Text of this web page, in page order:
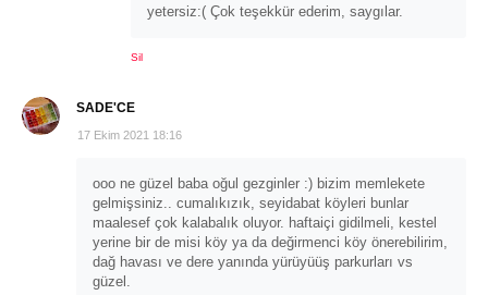
yetersiz:( Çok teşekkür ederim, saygılar.
Sil
SADE'CE
17 Ekim 2021 18:16
ooo ne güzel baba oğul gezginler :) bizim memlekete
gelmişsiniz.. cumalıkızık, seyidabat köyleri bunlar
maalesef çok kalabalık oluyor. haftaiçi gidilmeli, kestel
yerine bir de misi köy ya da değirmenci köy önerebilirim,
dağ havası ve dere yanında yürüyüüş parkurları vs
güzel.